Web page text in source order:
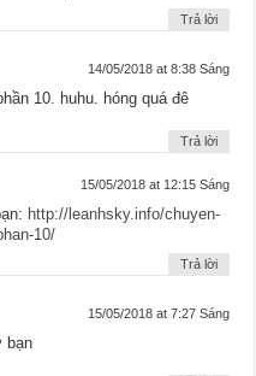
Trả lời
14/05/2018 at 8:38 Sáng
10. huhu. hóng quá đê
Trả lời
15/05/2018 at 12:15 Sáng
http://leanhsky.info/chuyen-
10/
Trả lời
15/05/2018 at 7:27 Sáng
bạn